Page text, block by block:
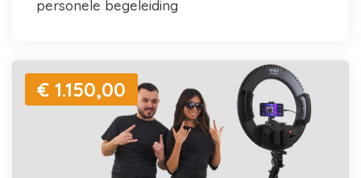
personele begeleiding
€ 1.150,00